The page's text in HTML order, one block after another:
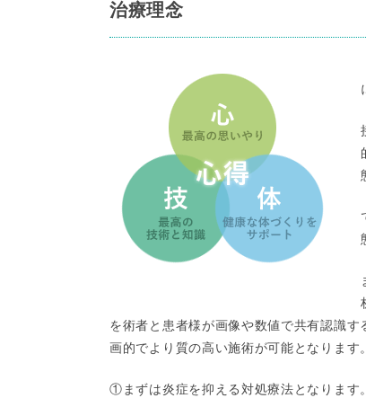
治療理念
を術者と患者様が画像や数値で共有認識
画的でより質の高い施術が可能となります。
①まずは炎症を抑える対処療法となります